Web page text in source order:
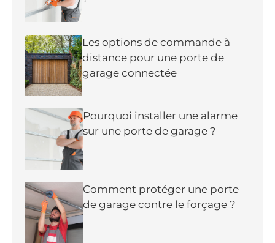
Les options de commande à
distance pour une porte de
garage connectée
Pourquoi installer une alarme
sur une porte de garage ?
Comment protéger une porte
de garage contre le forçage ?